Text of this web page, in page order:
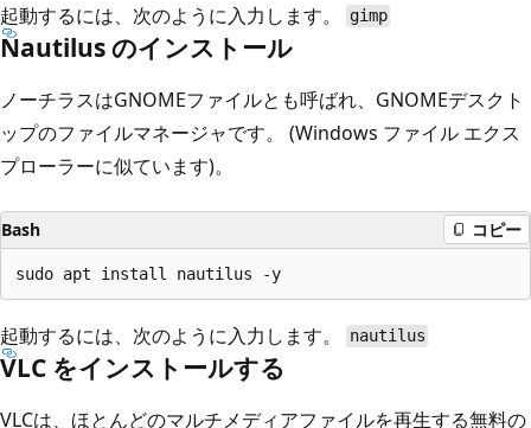
起動するには、次のように入力します。 gimp
Nautilus のインストール
ノーチラスはGNOMEファイルとも呼ばれ、GNOMEデスクト
ップのファイルマネージャです。 (Windows ファイル エクス
プローラーに似ています)。
Bash コピー
起動するには、次のように入力します。 nautilus
VLC をインストールする
VLCは、ほとんどのマルチメディアファイルを再生する無料の